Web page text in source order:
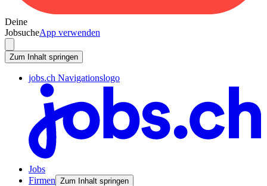
Deine
JobsucheApp verwenden
Zum Inhalt springen
jobs.ch Navigationslogo
Jobs
Firmen Zum Inhalt springen